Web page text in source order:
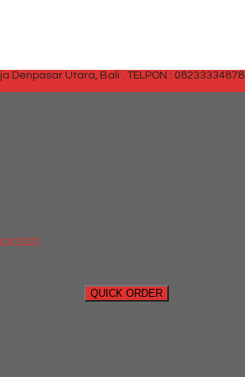
Denpasar Utara, Bali . TELPON :
QUICK ORDER